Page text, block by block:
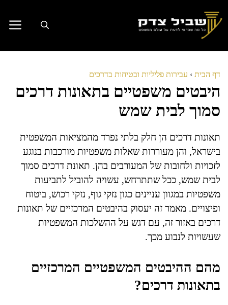
לתוכן
דף הבית › עבירות פליליות ובטיחות בדרכים
היבטים משפטיים בתאונות דרכים
סמוך לבית שמש
תאונות דרכים הן חלק בלתי נפרד מהמציאות המשפטית
בישראל, והן מעוררות שאלות משפטיות מורכבות בנוגע
לזכויות ולחובות של המעורבים בהן. תאונת דרכים סמוך
לבית שמש, ככל שתתרחש, עשויה להוביל לתביעות
משפטיות במגוון עניינים כגון נזקי גוף, נזקי רכוש, ביטוח
ופיצויים. מאמר זה יעסוק בהיבטים המרכזיים של תאונות
דרכים באזור זה, עם דגש על ההשלכות המשפטיות
שעשויות לנבוע מכך.
מהם ההיבטים המשפטיים המרכזיים
בתאונות דרכים?